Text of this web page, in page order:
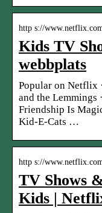
http s://
Kids TV
webbplats
Popular on Netflix
and the Lemmings
Friendship Is
Kid-E-Cats …
http s://
TV Shows
Kids |